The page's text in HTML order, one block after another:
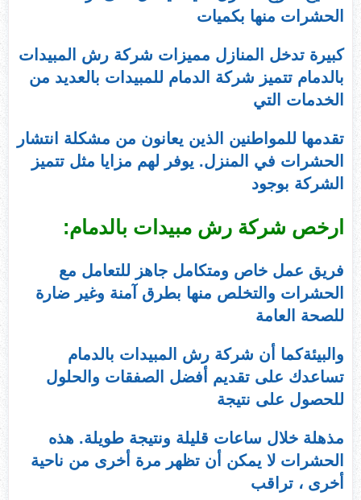
الحشرات منها بكميات
كبيرة تدخل المنازل مميزات شركة رش المبيدات
بالدمام تتميز شركة الدمام للمبيدات بالعديد من
الخدمات التي
تقدمها للمواطنين الذين يعانون من مشكلة انتشار
الحشرات في المنزل. يوفر لهم مزايا مثل تتميز
الشركة بوجود
ارخص شركة رش مبيدات بالدمام:
فريق عمل خاص ومتكامل جاهز للتعامل مع
الحشرات والتخلص منها بطرق آمنة وغير ضارة
للصحة العامة
والبيئةكما أن شركة رش المبيدات بالدمام
تساعدك على تقديم أفضل الصفقات والحلول
للحصول على نتيجة
مذهلة خلال ساعات قليلة ونتيجة طويلة. هذه
الحشرات لا يمكن أن تظهر مرة أخرى من ناحية
أخرى ، تراقب